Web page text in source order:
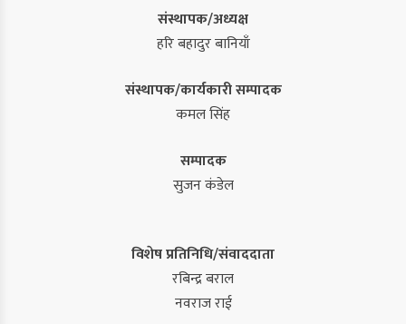
संस्थापक/अध्यक्ष
हरि बहादुर बानियाँ
संस्थापक/कार्यकारी सम्पादक
कमल सिंह
सम्पादक
सुजन कंडेल
विशेष प्रतिनिधि/संवाददाता
रबिन्द्र बराल
नवराज राई